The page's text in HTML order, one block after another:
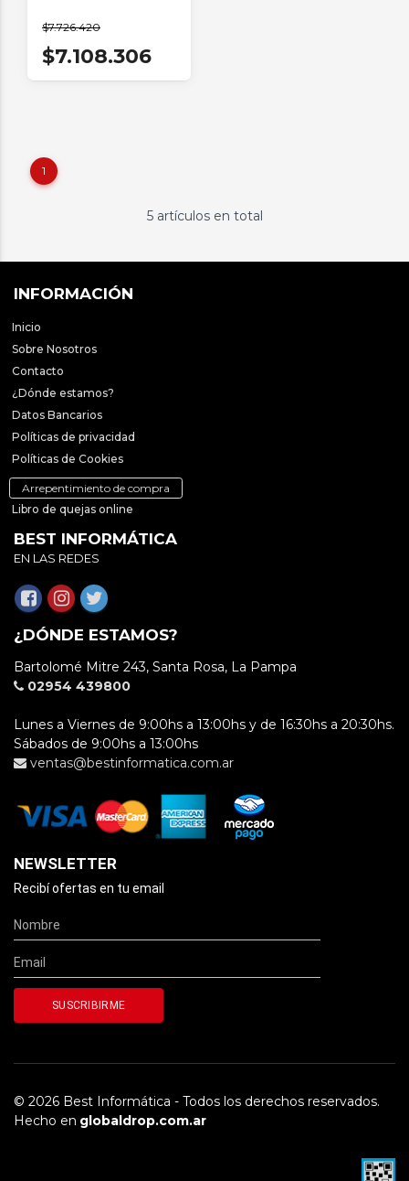
$7.726.420
$7.108.306
1
5 artículos en total
INFORMACIÓN
Inicio
Sobre Nosotros
Contacto
¿Dónde estamos?
Datos Bancarios
Políticas de privacidad
Políticas de Cookies
Arrepentimiento de compra
Libro de quejas online
BEST INFORMÁTICA
EN LAS REDES
¿DÓNDE ESTAMOS?
Bartolomé Mitre 243, Santa Rosa, La Pampa
02954 439800
Lunes a Viernes de 9:00hs a 13:00hs y de 16:30hs a 20:30hs.
Sábados de 9:00hs a 13:00hs
ventas@bestinformatica.com.ar
NEWSLETTER
Recibí ofertas en tu email
© 2026 Best Informática - Todos los derechos reservados.
Hecho en globaldrop.com.ar